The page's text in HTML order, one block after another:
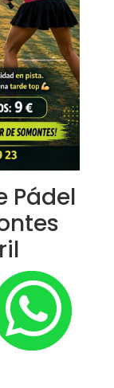
Pádel